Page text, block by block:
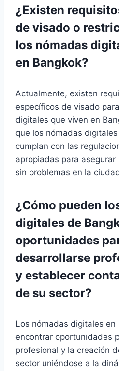
¿Existen
de visado o
los nómadas
en Bangkok?
Actualmente, existen
específicos de visado
digitales que viven en
que los nómadas
cumplan con las
apropiadas para
sin problemas en la
¿Cómo pueden
digitales de
oportunidades
desarrollarse
y establecer
de su sector?
Los nómadas digitales en
encontrar oportunidades
profesional y la creación
sector uniéndose a la